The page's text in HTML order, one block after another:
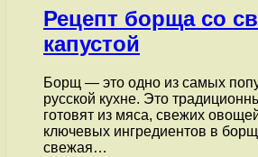
Рецепт борща со
капустой
Борщ — это одно из самых
русской кухне. Это
готовят из мяса, свежих
ключевых ингредиентов в
свежая…